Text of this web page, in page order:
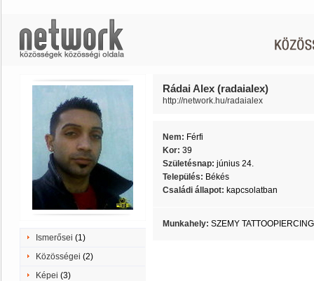
Ismerősei (1)
Közösségei (2)
Képei (3)
Rádai Alex (radaialex)
http://network.hu/radaialex
Nem: Férfi
Kor: 39
Születésnap: június 24.
Település: Békés
Családi állapot: kapcsolatban
Munkahely: SZEMY TATTOOPIERCING